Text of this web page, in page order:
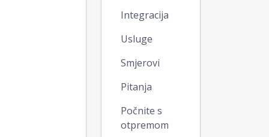
Integracija
Usluge
Smjerovi
Pitanja
Počnite s
otpremom